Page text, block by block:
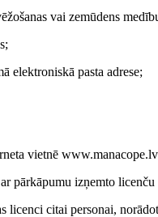
vai zemūdens
elektroniskā pasta adrese;
vietnē
pārkāpumu izņemto
licenci citai personai,